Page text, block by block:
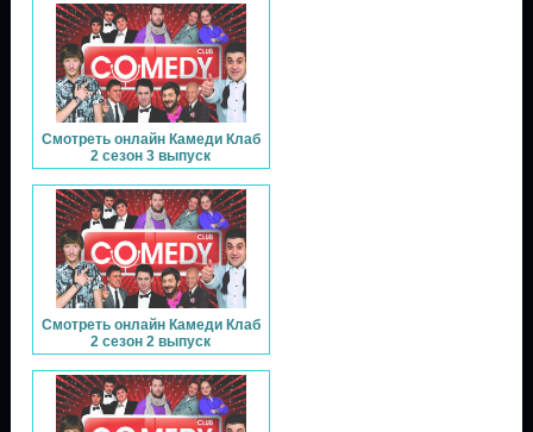
Смотреть онлайн Камеди Клаб
2 сезон 3 выпуск
Смотреть онлайн Камеди Клаб
2 сезон 2 выпуск